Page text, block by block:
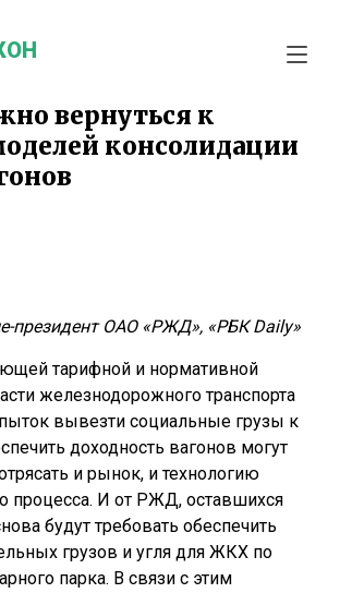
вернуться к
консолидации
президент ОАО «РЖД», «РБК Daily»
тарифной и нормативной
железнодорожного транспорта
вывезти социальные грузы к
доходность вагонов могут
и рынок, и технологию
процесса. И от РЖД, оставшихся
будут требовать обеспечить
грузов и угля для ЖКХ по
парка. В связи с этим